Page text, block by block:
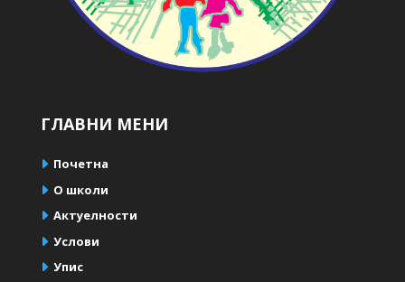
ГЛАВНИ МЕНИ
Почетна
О школи
Актуелности
Услови
Упис